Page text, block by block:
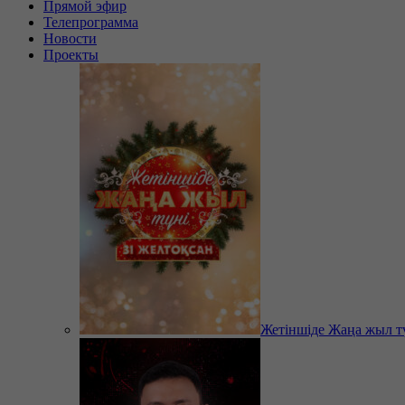
Прямой эфир
Телепрограмма
Новости
Проекты
Жетіншіде Жаңа жыл